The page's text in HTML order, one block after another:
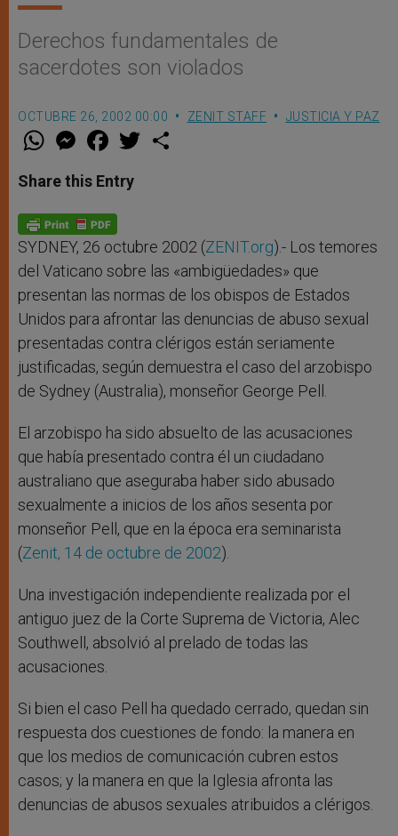
Derechos fundamentales de
sacerdotes son violados
OCTUBRE 26, 2002 00:00 ZENIT STAFF JUSTICIA Y PAZ
W
t
s
p
p
M
e
s
e
g
e
r
F
a
e
b
o
k
w
Share this Entry
SYDNEY, 26 octubre 2002 (ZENIT.org).- Los temores
del Vaticano sobre las «ambigüedades» que
presentan las normas de los obispos de Estados
Unidos para afrontar las denuncias de abuso sexual
presentadas contra clérigos están seriamente
justificadas, según demuestra el caso del arzobispo
de Sydney (Australia), monseñor George Pell.
El arzobispo ha sido absuelto de las acusaciones
que había presentado contra él un ciudadano
australiano que aseguraba haber sido abusado
sexualmente a inicios de los años sesenta por
monseñor Pell, que en la época era seminarista
(Zenit, 14 de octubre de 2002).
Una investigación independiente realizada por el
antiguo juez de la Corte Suprema de Victoria, Alec
Southwell, absolvió al prelado de todas las
acusaciones.
Si bien el caso Pell ha quedado cerrado, quedan sin
respuesta dos cuestiones de fondo: la manera en
que los medios de comunicación cubren estos
casos; y la manera en que la Iglesia afronta las
denuncias de abusos sexuales atribuidos a clérigos.